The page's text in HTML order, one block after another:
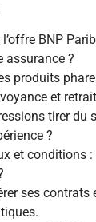
BNP
assurance ?
produits
et
tirer du
?
et conditions
ses contrats